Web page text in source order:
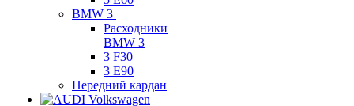
BMW 3
Расходники
BMW 3
3 F30
3 E90
Передний кардан